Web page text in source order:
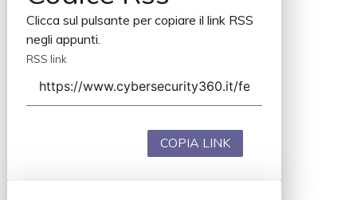
Clicca sul pulsante per copiare il link RSS
negli appunti.
RSS link
COPIA LINK